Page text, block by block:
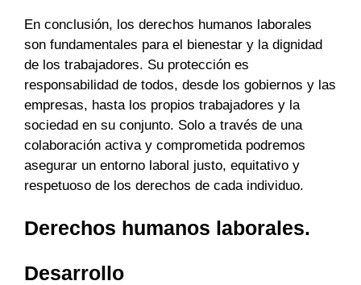
En conclusión, los derechos humanos laborales
son fundamentales para el bienestar y la dignidad
de los trabajadores. Su protección es
responsabilidad de todos, desde los gobiernos y las
empresas, hasta los propios trabajadores y la
sociedad en su conjunto. Solo a través de una
colaboración activa y comprometida podremos
asegurar un entorno laboral justo, equitativo y
respetuoso de los derechos de cada individuo.
Derechos humanos laborales.
Desarrollo